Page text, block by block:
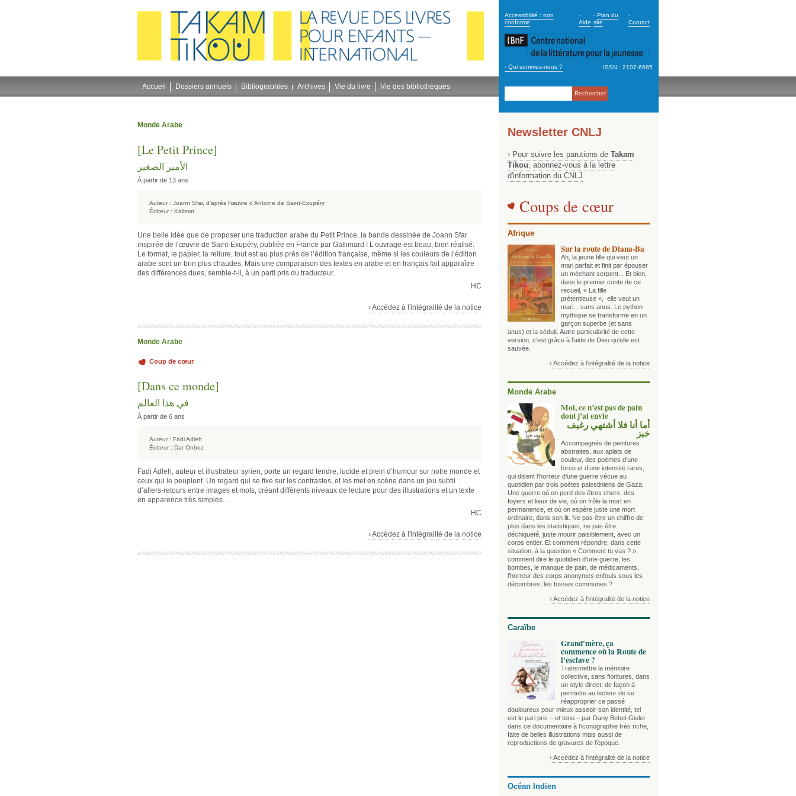
secondary_2
Accessibilité : non
conforme
-
Aide
-Plan du
site
-
Contact
Navigation
› Qui sommes-nous ? ISSN : 2107-6685
Accueil Dossiers annuels Bibliographies Archives Vie du livre Vie des bibliothèques
Monde Arabe
[Le Petit Prince]
الأمير الصغير
À partir de 13 ans
Auteur : Joann Sfar, d’après l’œuvre d’Antoine de Saint-Exupéry
Éditeur : Kalimat
Une belle idée que de proposer une traduction arabe du Petit Prince, la bande dessinée de Joann Sfar
inspirée de l’œuvre de Saint-Exupéry, publiée en France par Gallimard ! L’ouvrage est beau, bien réalisé.
Le format, le papier, la reliure, tout est au plus près de l’édition française, même si les couleurs de l’édition
arabe sont un brin plus chaudes. Mais une comparaison des textes en arabe et en français fait apparaître
des différences dues, semble-t-il, à un parti pris du traducteur.
HC
› Accédez à l'intégralité de la notice
Monde Arabe
Coup de cœur
[Dans ce monde]
في هذا العالم
À partir de 6 ans
Auteur : Fadi Adleh
Éditeur : Dar Onboz
Fadi Adleh, auteur et illustrateur syrien, porte un regard tendre, lucide et plein d’humour sur notre monde et
ceux qui le peuplent. Un regard qui se fixe sur les contrastes, et les met en scène dans un jeu subtil
d’allers-retours entre images et mots, créant différents niveaux de lecture pour des illustrations et un texte
en apparence très simples…
HC
› Accédez à l'intégralité de la notice
Newsletter CNLJ
› Pour suivre les parutions de Takam
Tikou, abonnez-vous à la lettre
d'information du CNLJ
Coups de cœur
Afrique
Sur la route de Diana-Ba
Ah, la jeune fille qui veut un
mari parfait et finit par épouser
un méchant serpent... Et bien,
dans le premier conte de ce
recueil, « La fille
prétentieuse », elle veut un
mari... sans anus. Le python
mythique se transforme en un
garçon superbe (et sans
anus) et la séduit. Autre particularité de cette
version, c'est grâce à l'aide de Dieu qu'elle est
sauvée.
› Accédez à l'intégralité de la notice
Monde Arabe
Moi, ce n’est pas de pain
dont j’ai envie
أما أنا فلا أشتهي رغيف
خبز
Accompagnés de peintures
abstraites, aux aplats de
couleur, des poèmes d’une
force et d’une intensité rares,
qui disent l’horreur d’une guerre vécue au
quotidien par trois poètes palestiniens de Gaza.
Une guerre où on perd des êtres chers, des
foyers et lieux de vie, où on frôle la mort en
permanence, et où on espère juste une mort
ordinaire, dans son lit. Ne pas être un chiffre de
plus dans les statistiques, ne pas être
déchiqueté, juste mourir paisiblement, avec un
corps entier. Et comment répondre, dans cette
situation, à la question « Comment tu vas ? »,
comment dire le quotidien d’une guerre, les
bombes, le manque de pain, de médicaments,
l’horreur des corps anonymes enfouis sous les
décombres, les fosses communes ?
› Accédez à l'intégralité de la notice
Caraïbe
Grand'mère, ça
commence où la Route de
l'esclave ?
Transmettre la mémoire
collective, sans fioritures, dans
un style direct, de façon à
permette au lecteur de se
réapproprier ce passé
douloureux pour mieux asseoir son identité, tel
est le pari pris – et tenu – par Dany Bebel-Gisler
dans ce documentaire à l’iconographie très riche,
faite de belles illustrations mais aussi de
reproductions de gravures de l’époque.
› Accédez à l'intégralité de la notice
Océan Indien